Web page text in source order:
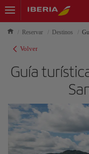
Reservar Destinos
Volver
Guía